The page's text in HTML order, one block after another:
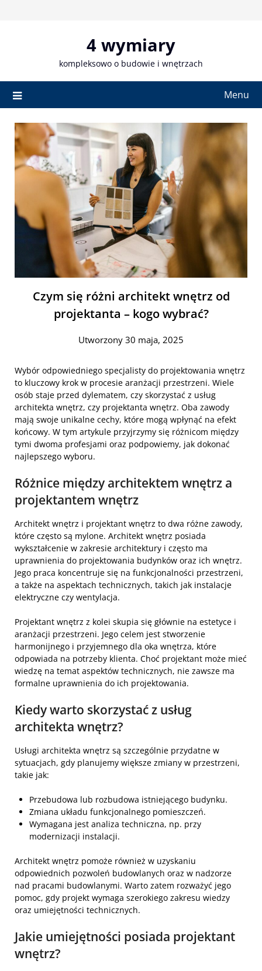
4 wymiary
kompleksowo o budowie i wnętrzach
Menu
Czym się różni architekt wnętrz od
projektanta – kogo wybrać?
Utworzony 30 maja, 2025
Wybór odpowiedniego specjalisty do projektowania wnętrz
to kluczowy krok w procesie aranżacji przestrzeni. Wiele
osób staje przed dylematem, czy skorzystać z usług
architekta wnętrz, czy projektanta wnętrz. Oba zawody
mają swoje unikalne cechy, które mogą wpłynąć na efekt
końcowy. W tym artykule przyjrzymy się różnicom między
tymi dwoma profesjami oraz podpowiemy, jak dokonać
najlepszego wyboru.
Różnice między architektem wnętrz a
projektantem wnętrz
Architekt wnętrz i projektant wnętrz to dwa różne zawody,
które często są mylone. Architekt wnętrz posiada
wykształcenie w zakresie architektury i często ma
uprawnienia do projektowania budynków oraz ich wnętrz.
Jego praca koncentruje się na funkcjonalności przestrzeni,
a także na aspektach technicznych, takich jak instalacje
elektryczne czy wentylacja.
Projektant wnętrz z kolei skupia się głównie na estetyce i
aranżacji przestrzeni. Jego celem jest stworzenie
harmonijnego i przyjemnego dla oka wnętrza, które
odpowiada na potrzeby klienta. Choć projektant może mieć
wiedzę na temat aspektów technicznych, nie zawsze ma
formalne uprawnienia do ich projektowania.
Kiedy warto skorzystać z usług
architekta wnętrz?
Usługi architekta wnętrz są szczególnie przydatne w
sytuacjach, gdy planujemy większe zmiany w przestrzeni,
takie jak:
Przebudowa lub rozbudowa istniejącego budynku.
Zmiana układu funkcjonalnego pomieszczeń.
Wymagana jest analiza techniczna, np. przy
modernizacji instalacji.
Architekt wnętrz pomoże również w uzyskaniu
odpowiednich pozwoleń budowlanych oraz w nadzorze
nad pracami budowlanymi. Warto zatem rozważyć jego
pomoc, gdy projekt wymaga szerokiego zakresu wiedzy
oraz umiejętności technicznych.
Jakie umiejętności posiada projektant
wnętrz?